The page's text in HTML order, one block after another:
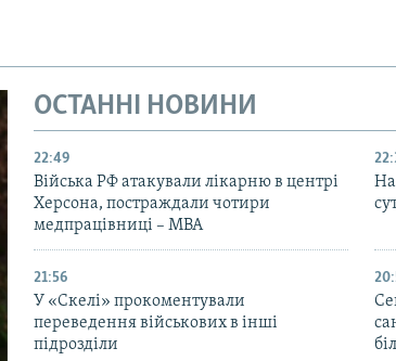
ОСТАННІ НОВИНИ
22:49
Війська РФ атакували лікарню в центрі
Херсона, постраждали чотири
медпрацівниці – МВА
21:56
У «Скелі» прокоментували
переведення військових в інші
підрозділи